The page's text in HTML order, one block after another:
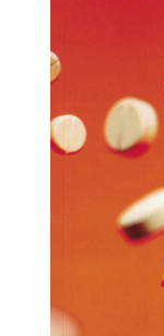
Diverse
Istorie
Literatura